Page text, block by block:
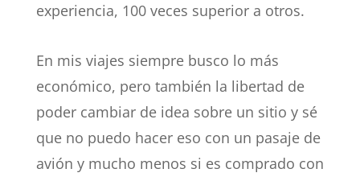
experiencia, 100 veces superior a otros.
En mis viajes siempre busco lo más
económico, pero también la libertad de
poder cambiar de idea sobre un sitio y sé
que no puedo hacer eso con un pasaje de
avión y mucho menos si es comprado con